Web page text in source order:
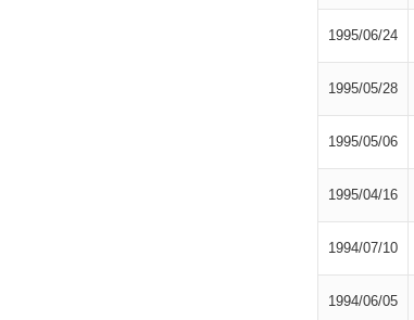
1995/06/24
1995/05/28
1995/05/06
1995/04/16
1994/07/10
1994/06/05